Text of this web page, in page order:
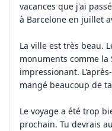
vacances que j'ai
à Barcelone en juillet
La ville est très beau.
monuments comme la
impressionant.
mangé beaucoup de
Le voyage a été trop
prochain. Tu devrais